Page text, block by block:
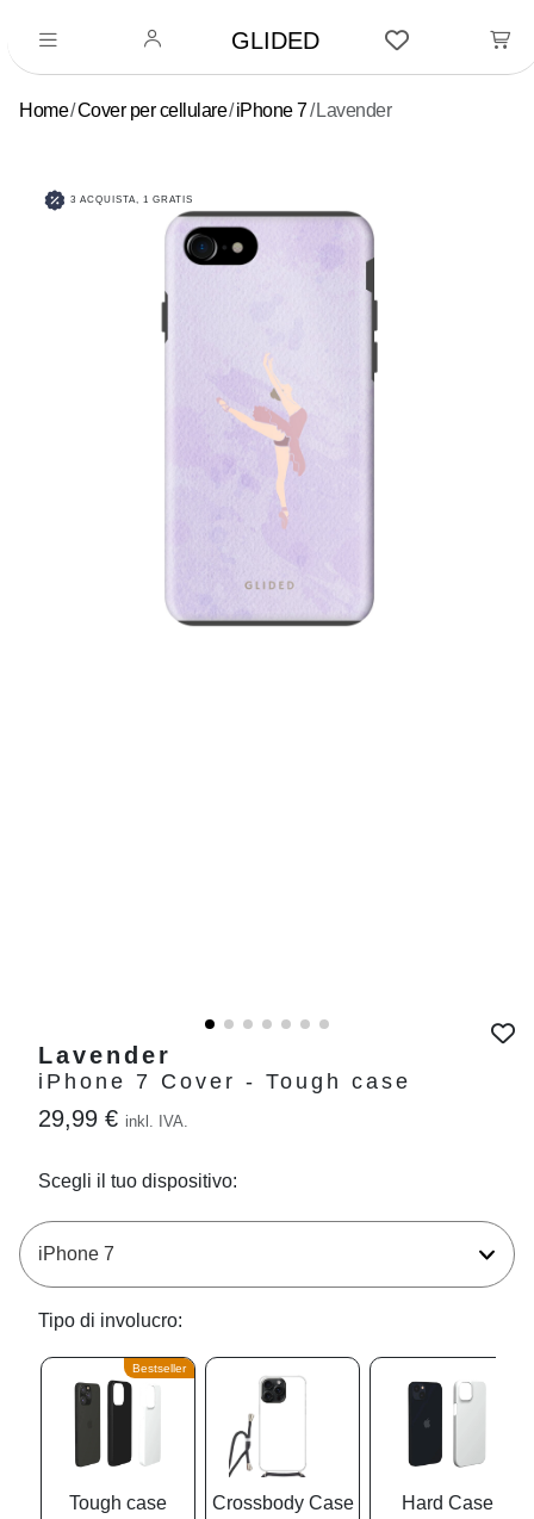
GLIDED
Home Cover per cellulare iPhone 7 Lavender
3 ACQUISTA, 1 GRATIS
Lavender
iPhone 7 Cover - Tough case
29,99 € inkl. IVA.
Scegli il tuo dispositivo:
Tipo di involucro:
Bestseller
Tough case
Crossbody Case
Hard Case